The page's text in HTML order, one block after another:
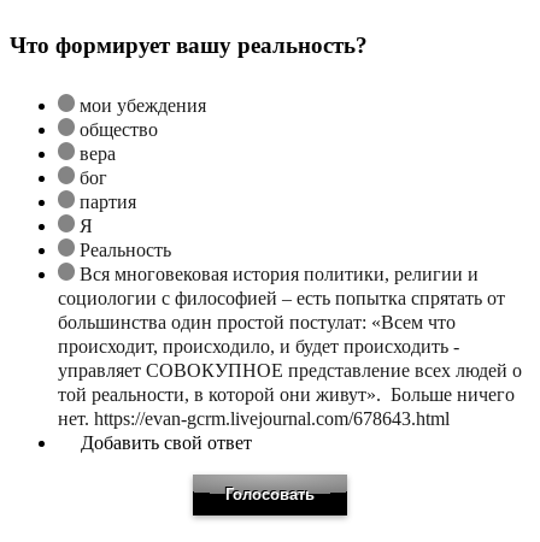
Что формирует вашу реальность?
мои убеждения
общество
вера
бог
партия
Я
Реальность
Вся многовековая история политики, религии и
социологии с философией – есть попытка спрятать от
большинства один простой постулат: «Всем что
происходит, происходило, и будет происходить -
управляет СОВОКУПНОЕ представление всех людей о
той реальности, в которой они живут». Больше ничего
нет. https://evan-gcrm.livejournal.com/678643.html
Добавить свой ответ